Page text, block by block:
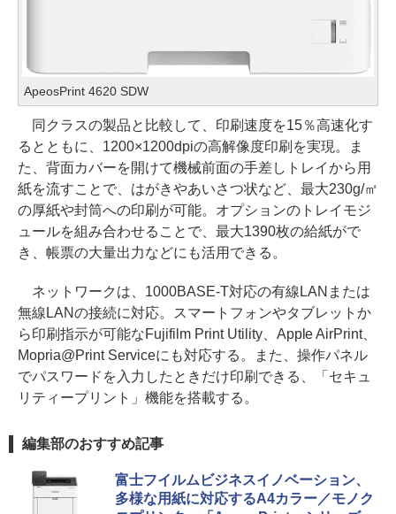
ApeosPrint 4620 SDW
同クラスの製品と比較して、印刷速度を15％高速化す
るとともに、1200×1200dpiの高解像度印刷を実現。ま
た、背面カバーを開けて機械前面の手差しトレイから用
紙を流すことで、はがきやあいさつ状など、最大230g/㎡
の厚紙や封筒への印刷が可能。オプションのトレイモジ
ュールを組み合わせることで、最大1390枚の給紙がで
き、帳票の大量出力などにも活用できる。
ネットワークは、1000BASE-T対応の有線LANまたは
無線LANの接続に対応。スマートフォンやタブレットか
ら印刷指示が可能なFujifilm Print Utility、Apple AirPrint、
Mopria@Print Serviceにも対応する。また、操作パネル
でパスワードを入力したときだけ印刷できる、「セキュ
リティープリント」機能を搭載する。
編集部のおすすめ記事
富士フイルムビジネスイノベーション、
多様な用紙に対応するA4カラー／モノク